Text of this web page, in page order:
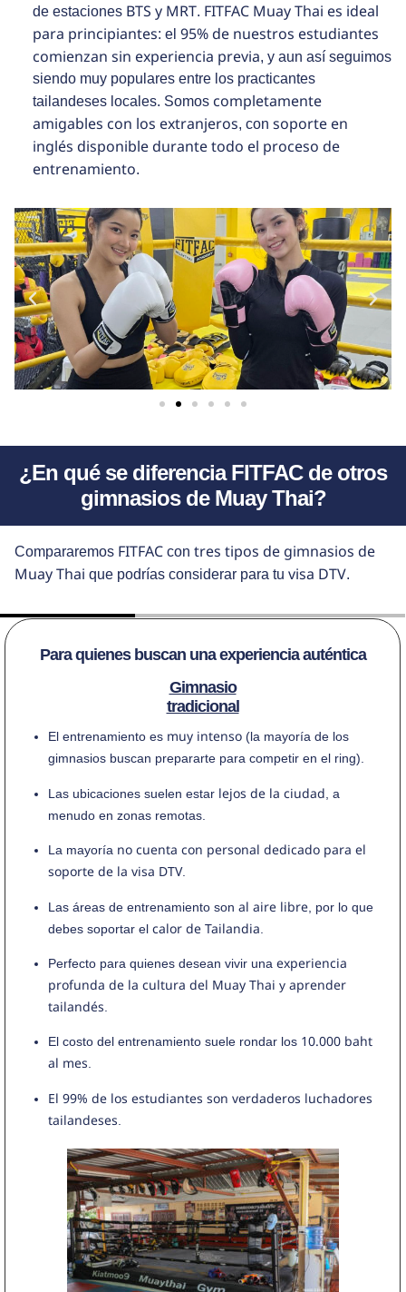
de estaciones BTS y MRT. FITFAC Muay Thai es ideal
para principiantes: el 95% de nuestros estudiantes
comienzan sin experiencia previa, y aun así seguimos
siendo muy populares entre los practicantes
tailandeses locales. Somos completamente
amigables con los extranjeros, con soporte en
inglés disponible durante todo el proceso de
entrenamiento.
¿En qué se diferencia FITFAC de otros
gimnasios de Muay Thai?
Compararemos FITFAC con tres tipos de gimnasios de
Muay Thai que podrías considerar para tu visa DTV.
Para quienes buscan una experiencia auténtica
Gimnasio
tradicional
El entrenamiento es muy intenso(la mayoría de los
gimnasios buscan prepararte para competir en el ring).
Las ubicaciones suelen estar lejos de la ciudad , a
menudo en zonas remotas.
La mayoría no cuenta con personal dedicado para el
soporte de la visa DTV.
Las áreas de entrenamiento son al aire libre, por lo que
debes soportar el calor de Tailandia
Perfecto para quienes desean vivir una experiencia
profunda de la cultura del Muay Thai y aprender
tailandés
El costo del entrenamiento suele rondar los 10.000 baht
al mes.
El 99% de los estudiantes son verdaderos luchadores
tailandeses